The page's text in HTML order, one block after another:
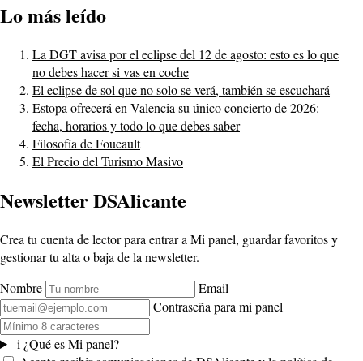
Lo más leído
La DGT avisa por el eclipse del 12 de agosto: esto es lo que
no debes hacer si vas en coche
El eclipse de sol que no solo se verá, también se escuchará
Estopa ofrecerá en Valencia su único concierto de 2026:
fecha, horarios y todo lo que debes saber
Filosofía de Foucault
El Precio del Turismo Masivo
Newsletter DSAlicante
Crea tu cuenta de lector para entrar a Mi panel, guardar favoritos y
gestionar tu alta o baja de la newsletter.
Nombre
Email
Contraseña para mi panel
i ¿Qué es Mi panel?